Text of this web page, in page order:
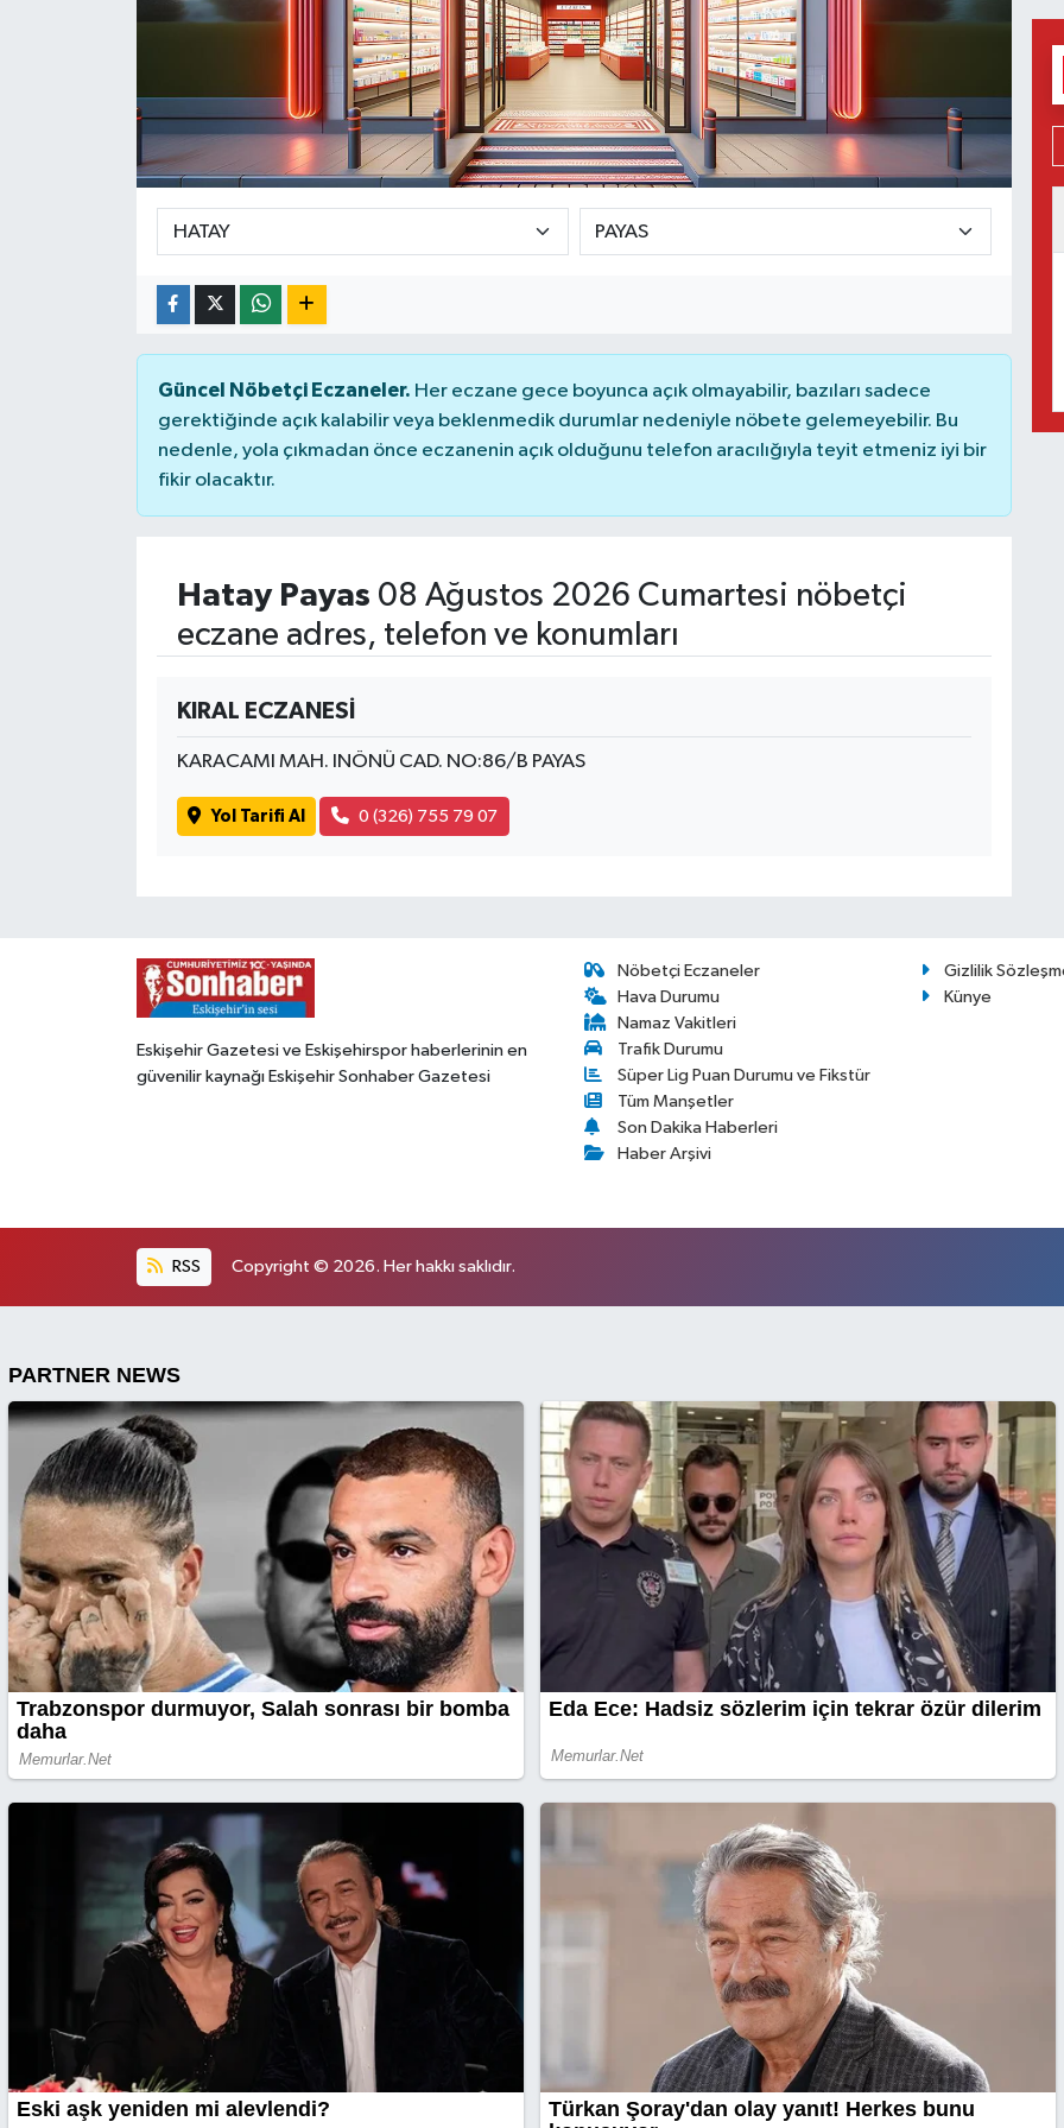
Güncel Nöbetçi Eczaneler. Her eczane gece boyunca açık olmayabilir, bazıları sadece
gerektiğinde açık kalabilir veya beklenmedik durumlar nedeniyle nöbete gelemeyebilir. Bu
nedenle, yola çıkmadan önce eczanenin açık olduğunu telefon aracılığıyla teyit etmeniz iyi bir
fikir olacaktır.
Hatay Payas 08 Ağustos 2026 Cumartesi nöbetçi
eczane adres, telefon ve konumları
KIRAL ECZANESİ
KARACAMI MAH. INÖNÜ CAD. NO:86/B PAYAS
Yol Tarifi Al 0 (326) 755 79 07
Eskişehir Gazetesi ve Eskişehirspor haberlerinin en
güvenilir kaynağı Eskişehir Sonhaber Gazetesi
Nöbetçi Eczaneler
Hava Durumu
Namaz Vakitleri
Trafik Durumu
Süper Lig Puan Durumu ve Fikstür
Tüm Manşetler
Son Dakika Haberleri
Haber Arşivi
Gizlilik
Künye
RSS Copyright © 2026. Her hakkı saklıdır.